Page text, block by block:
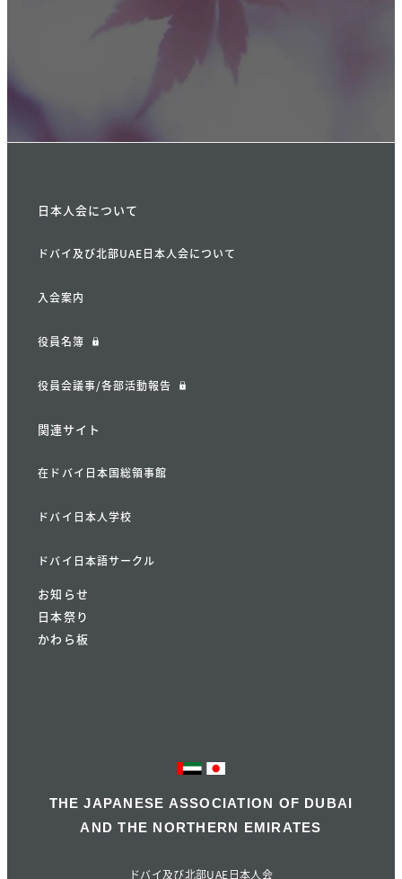
日本人会について
ドバイ及び北部UAE日本人会について
入会案内
役員名簿
役員会議事/各部活動報告
関連サイト
在ドバイ日本国総領事館
ドバイ日本人学校
ドバイ日本語サークル
お知らせ
日本祭り
かわら板
THE JAPANESE ASSOCIATION OF DUBAI
AND THE NORTHERN EMIRATES
ドバイ及び北部UAE日本人会